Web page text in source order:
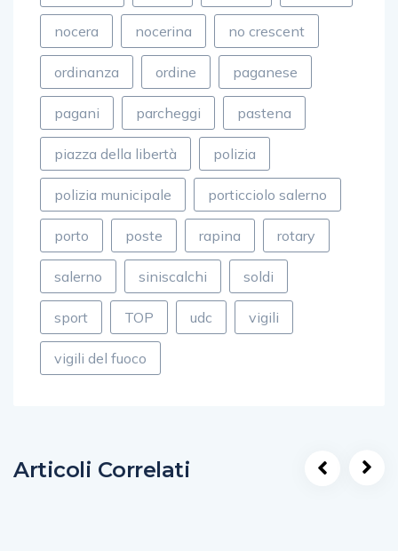
nocera nocerina no crescent
ordinanza ordine paganese
pagani parcheggi pastena
piazza della libertà polizia
polizia municipale porticciolo salerno
porto poste rapina rotary
salerno siniscalchi soldi
sport TOP udc vigili
vigili del fuoco
Articoli Correlati